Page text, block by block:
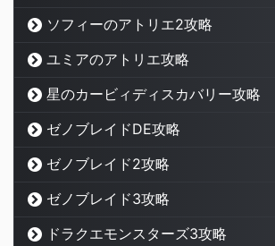
ソフィーのアトリエ2攻略
ユミアのアトリエ攻略
星のカービィディスカバリー攻略
ゼノブレイドDE攻略
ゼノブレイド2攻略
ゼノブレイド3攻略
ドラクエモンスターズ3攻略